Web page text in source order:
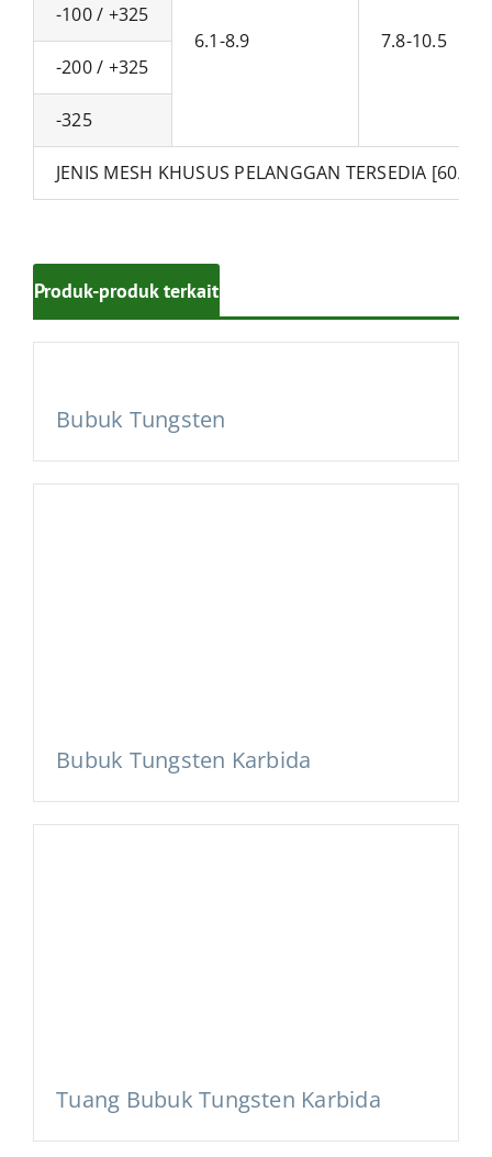
6.1-8.9 7.8-10.5
-100 / +325
-200 / +325
-325
JENIS MESH KHUSUS PELANGGAN TERSEDIA [60/
Produk-produk terkait
Bubuk Tungsten
Bubuk Tungsten Karbida
Tuang Bubuk Tungsten Karbida